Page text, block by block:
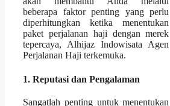
beberapa faktor penting yang perlu
diperhitungkan ketika menentukan
paket perjalanan haji dengan merek
tepercaya, Alhijaz Indowisata Agen
Perjalanan Haji terkemuka.
1. Reputasi dan Pengalaman
Sangatlah penting untuk menentukan